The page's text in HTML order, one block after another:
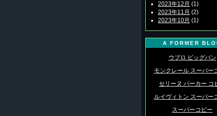
2023年12月 (1)
2023年11月 (2)
2023年10月 (1)
A FORMER
ウブロ ビッグバン
モンクレール スーパー
セリーヌ パーカー コ
ルイヴィトン スーパー
スーパーコピー